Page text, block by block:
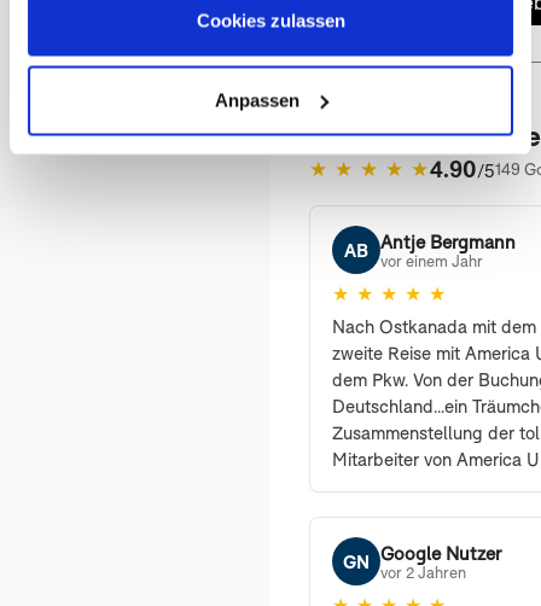
Cookies zulassen
Anpassen
Das sagen
★ ★ ★ ★ ★4.90/5149
(öffnet in neuem Tab)
AB Antje Bergmann
vor einem Jahr
★ ★ ★ ★ ★
Nach Ostkanada mit
zweite Reise mit America
dem Pkw. Von der
Deutschland...ein
Zusammenstellung der
Mitarbeiter von America
sehr freundlich
den Profis waren
können und werden
weiterempfehlen. Auch
GN Google Nutzer
vor 2 Jahren